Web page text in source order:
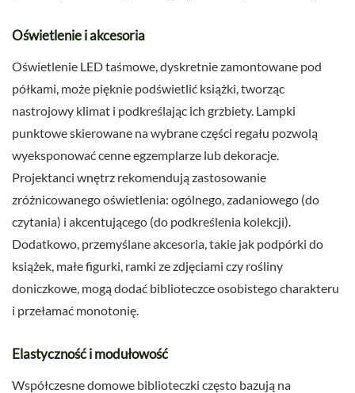
Oświetlenie i akcesoria
Oświetlenie LED taśmowe, dyskretnie zamontowane pod
półkami, może pięknie podświetlić książki, tworząc
nastrojowy klimat i podkreślając ich grzbiety. Lampki
punktowe skierowane na wybrane części regału pozwolą
wyeksponować cenne egzemplarze lub dekoracje.
Projektanci wnętrz rekomendują zastosowanie
zróżnicowanego oświetlenia: ogólnego, zadaniowego (do
czytania) i akcentującego (do podkreślenia kolekcji).
Dodatkowo, przemyślane akcesoria, takie jak podpórki do
książek, małe figurki, ramki ze zdjęciami czy rośliny
doniczkowe, mogą dodać biblioteczce osobistego charakteru
i przełamać monotonię.
Elastyczność i modułowość
Współczesne domowe biblioteczki często bazują na